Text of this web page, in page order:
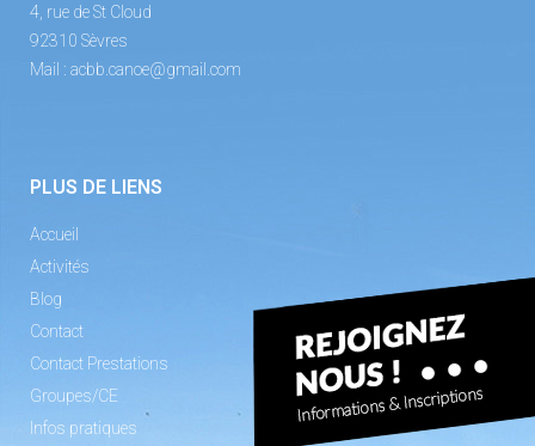
4, rue de St Cloud
92310 Sèvres
Mail : acbb.canoe@gmail.com
PLUS DE LIENS
Accueil
Activités
Blog
Contact
Contact Prestations
Groupes/CE
Infos pratiques